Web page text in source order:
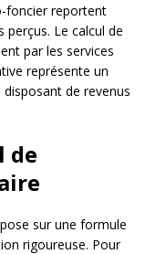
foncier reportent
Le calcul de
par les services
représente un
de revenus
de
sur une formule
rigoureuse. Pour